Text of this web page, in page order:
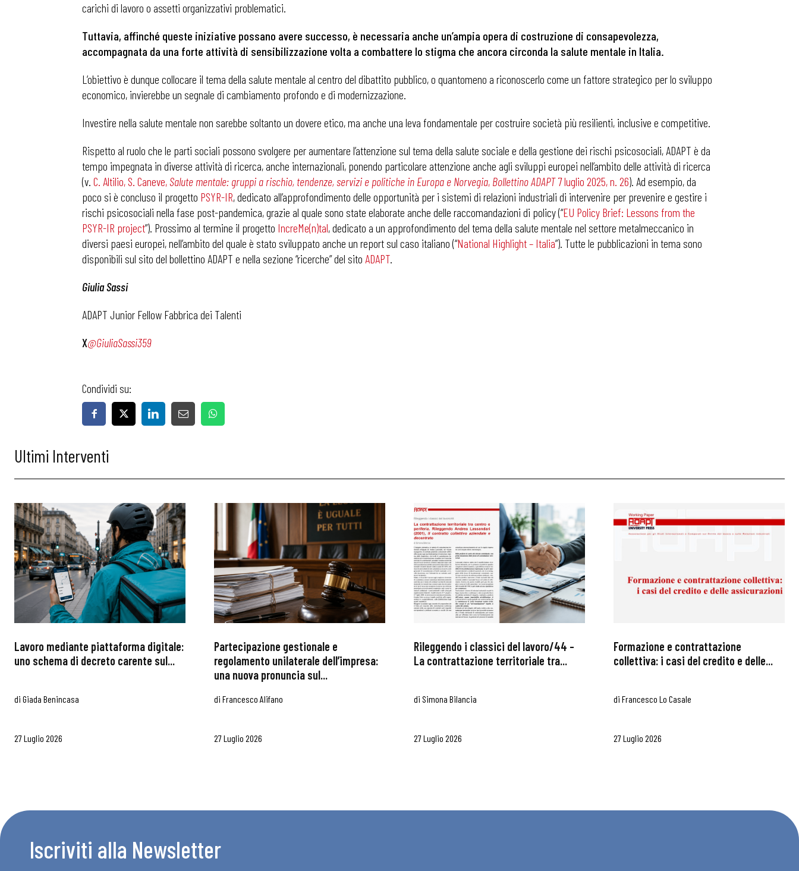
Eventi
Chi Siamo
carichi di lavoro o assetti organizzativi problematici.
Tuttavia, affinché queste iniziative possano avere successo, è necessaria anche un’ampia opera di costruzione di consapevolezza,
accompagnata da una forte attività di sensibilizzazione volta a combattere lo stigma che ancora circonda la salute mentale in Italia.
L’obiettivo è dunque collocare il tema della salute mentale al centro del dibattito pubblico, o quantomeno a riconoscerlo come un fattore strategico per lo sviluppo
economico, invierebbe un segnale di cambiamento profondo e di modernizzazione.
Investire nella salute mentale non sarebbe soltanto un dovere etico, ma anche una leva fondamentale per costruire società più resilienti, inclusive e competitive.
Rispetto al ruolo che le parti sociali possono svolgere per aumentare l’attenzione sul tema della salute sociale e della gestione dei rischi psicosociali, ADAPT è da
tempo impegnata in diverse attività di ricerca, anche internazionali, ponendo particolare attenzione anche agli sviluppi europei nell’ambito delle attività di ricerca
(v. C. Altilio, S. Caneve, Salute mentale: gruppi a rischio, tendenze, servizi e politiche in Europa e Norvegia, Bollettino ADAPT7 luglio 2025, n. 26). Ad esempio, da
poco si è concluso il progetto PSYR-IR, dedicato all’approfondimento delle opportunità per i sistemi di relazioni industriali di intervenire per prevenire e gestire i
rischi psicosociali nella fase post-pandemica, grazie al quale sono state elaborate anche delle raccomandazioni di policy (“EU Policy Brief: Lessons from the
PSYR-IR project”). Prossimo al termine il progetto IncreMe(n)tal, dedicato a un approfondimento del tema della salute mentale nel settore metalmeccanico in
diversi paesi europei, nell’ambito del quale è stato sviluppato anche un report sul caso italiano (“National Highlight – Italia”). Tutte le pubblicazioni in tema sono
disponibili sul sito del bollettino ADAPT e nella sezione “ricerche” del sito ADAPT.
Giulia Sassi
ADAPT Junior Fellow Fabbrica dei Talenti
X@GiuliaSassi359
Condividi su:
Ultimi Interventi
Lavoro mediante piattaforma digitale:
uno schema di decreto carente sul...
di Giada Benincasa
27 Luglio 2026
Partecipazione gestionale e
regolamento unilaterale dell’impresa:
una nuova pronuncia sul...
di Francesco Alifano
27 Luglio 2026
Rileggendo i classici del lavoro/44 –
La contrattazione territoriale tra...
di Simona Bilancia
27 Luglio 2026
Formazione e contrattazione
collettiva: i casi del credito e delle...
di Francesco Lo Casale
27 Luglio 2026
Iscriviti alla Newsletter